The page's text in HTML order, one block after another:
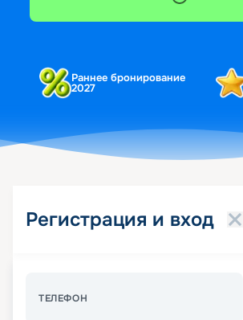
Раннее бронирование
2027
Регистрация и вход
ТЕЛЕФОН
Популярные